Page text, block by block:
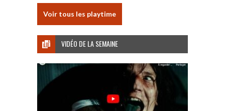
Voir tous les playtime
VIDÉO DE LA SEMAINE